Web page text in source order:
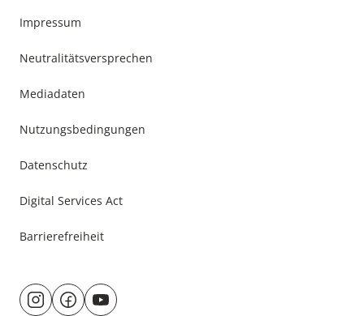
Impressum
Neutralitätsversprechen
Mediadaten
Nutzungsbedingungen
Datenschutz
Digital Services Act
Barrierefreiheit
Besuche
uns@rund.ums.baby
facebook.com/rundumsbaby.de
youtube.com/@rundumsbaby_